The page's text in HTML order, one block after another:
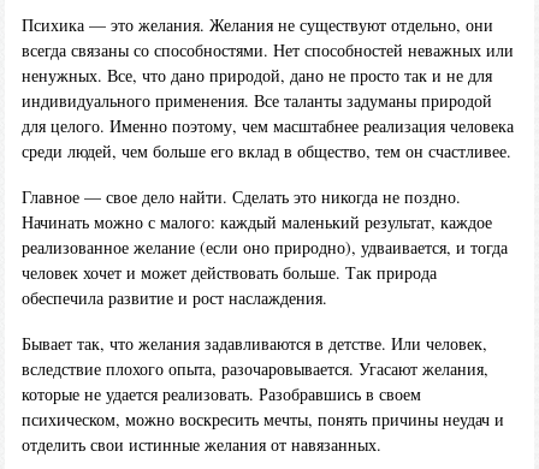
Психика — это желания. Желания не существуют отдельно, они
всегда связаны со способностями. Нет способностей неважных или
ненужных. Все, что дано природой, дано не просто так и не для
индивидуального применения. Все таланты задуманы природой
для целого. Именно поэтому, чем масштабнее реализация человека
среди людей, чем больше его вклад в общество, тем он счастливее.
Главное — свое дело найти. Сделать это никогда не поздно.
Начинать можно с малого: каждый маленький результат, каждое
реализованное желание (если оно природно), удваивается, и тогда
человек хочет и может действовать больше. Так природа
обеспечила развитие и рост наслаждения.
Бывает так, что желания задавливаются в детстве. Или человек,
вследствие плохого опыта, разочаровывается. Угасают желания,
которые не удается реализовать. Разобравшись в своем
психическом, можно воскресить мечты, понять причины неудач и
отделить свои истинные желания от навязанных.